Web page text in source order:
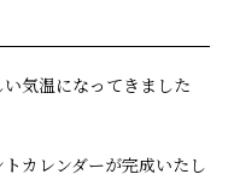
気温になってきました
カレンダーが完成いたし